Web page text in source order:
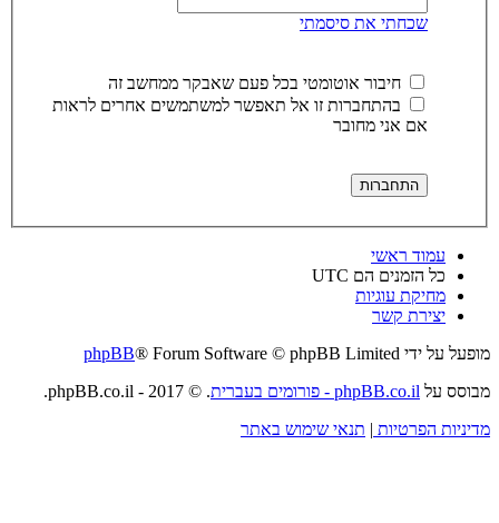
שכחתי את סיסמתי
חיבור אוטומטי בכל פעם שאבקר ממחשב זה
בהתחברות זו אל תאפשר למשתמשים אחרים לראות
אם אני מחובר
עמוד ראשי
כל הזמנים הם UTC
מחיקת עוגיות
יצירת קשר
מופעל על ידי
phpBB® Forum Software © phpBB Limited
מבוסס על phpBB.co.il - פורומים בעברית
. © 2017 - phpBB.co.il.
מדיניות הפרטיות | תנאי שימוש באתר